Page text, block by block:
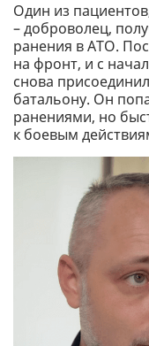
Один из
– доброволец,
ранения в АТО.
на фронт, и с
снова
батальону. Он
ранениями, но
к боевым